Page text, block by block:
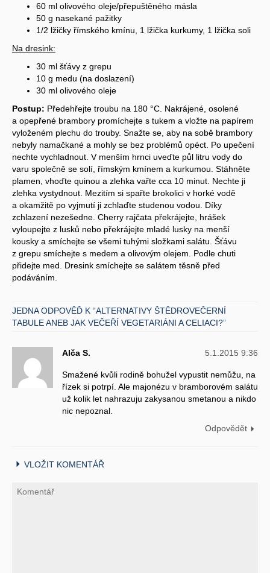
60 ml olivového oleje/přepuštěného másla
50 g nasekané pažitky
1/2 lžičky římského kmínu, 1 lžička kurkumy, 1 lžička soli
Na dresink:
30 ml šťávy z grepu
10 g medu (na doslazení)
30 ml olivového oleje
Postup: Předehřejte troubu na 180 °C. Nakrájené, osolené
a opepřené brambory promíchejte s tukem a vložte na papírem
vyloženém plechu do trouby. Snažte se, aby na sobě brambory
nebyly namačkané a mohly se bez problémů opéct. Po upečení
nechte vychladnout. V menším hrnci uveďte půl litru vody do
varu společně se solí, římským kmínem a kurkumou. Stáhněte
plamen, vhoďte quinou a zlehka vařte cca 10 minut. Nechte ji
zlehka vystydnout. Mezitím si spařte brokolici v horké vodě
a okamžitě po vyjmutí ji zchlaďte studenou vodou. Díky
zchlazení nezešedne. Cherry rajčata překrájejte, hrášek
vyloupejte z lusků nebo překrájejte mladé lusky na menší
kousky a smíchejte se všemi tuhými složkami salátu. Šťávu
z grepu smíchejte s medem a olivovým olejem. Podle chuti
přidejte med. Dresink smíchejte se salátem těsně před
podáváním.
JEDNA ODPOVĚĎ K “ALTERNATIVY ŠTĚDROVEČERNÍ
TABULE ANEB JAK VEČEŘÍ VEGETARIÁNI A CELIACI?”
Alča S. 5.1.2015 9:36
Smažené kvůli rodině bohužel vypustit nemůžu, na
řízek si potrpí. Ale majonézu v bramborovém salátu
už kolik let nahrazuju zakysanou smetanou a nikdo
nic nepoznal.
Odpovědět
VLOŽIT KOMENTÁŘ